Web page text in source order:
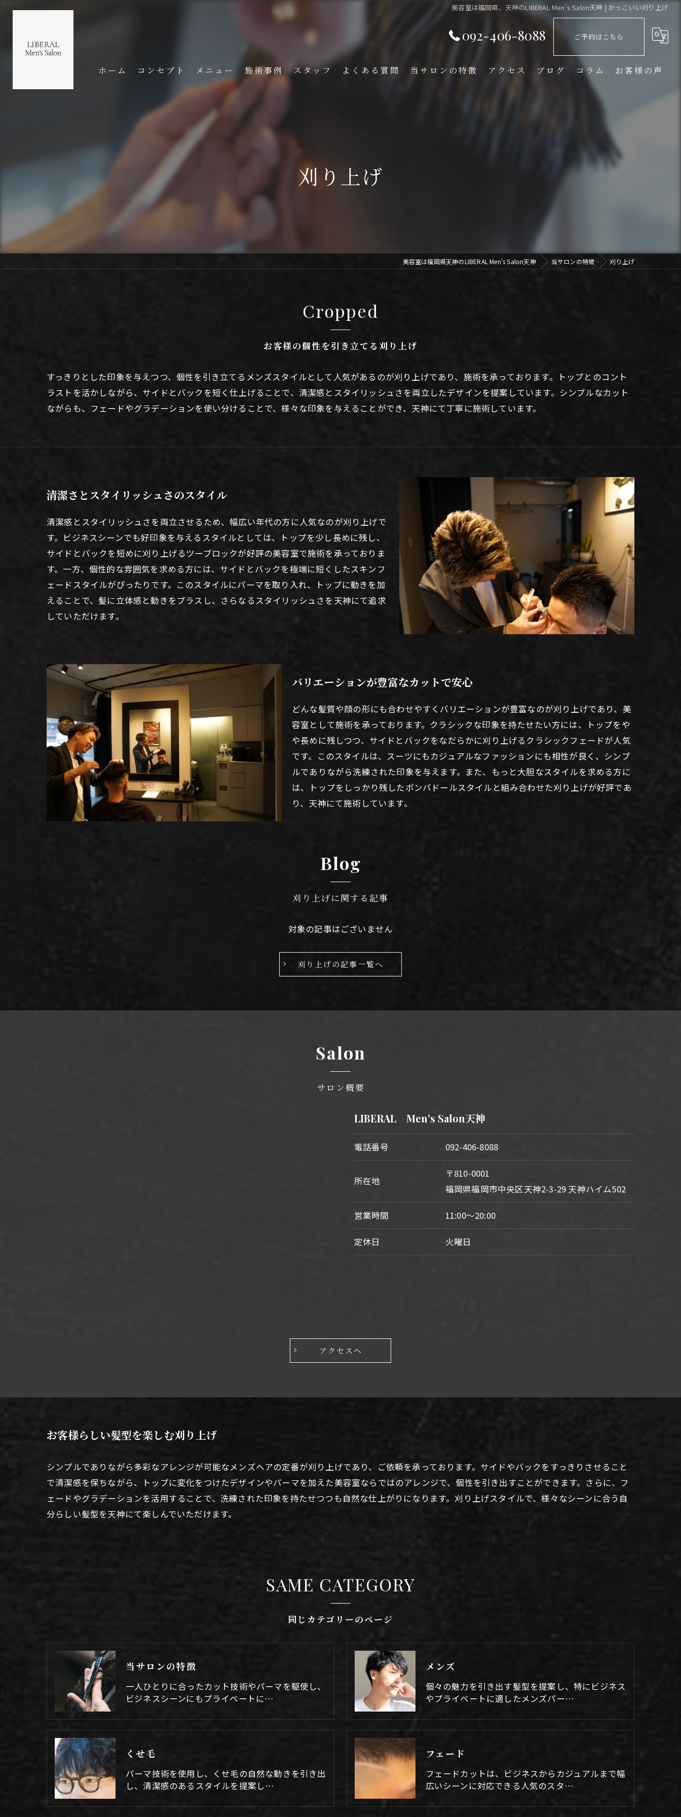
美容室は福岡県、天神のLIBERAL Men's Salon天神 | かっこいい刈り上げ
092-406-8088 ご予約はこちら
ホーム コンセプト メニュー 施術事例 スタッフ よくある質問 当サロンの特徴 アクセス ブログ コラム お客様の声
刈り上げ
美容室は福岡県天神のLIBERAL Men's Salon天神 当サロンの特徴 刈り上げ
お客様の個性を引き立てる刈り上げ
Cropped
すっきりとした印象を与えつつ、個性を引き立てるメンズスタイルとして人気があるのが刈り上げであり、施術を承っております。トップとのコント
ラストを活かしながら、サイドとバックを短く仕上げることで、清潔感とスタイリッシュさを両立したデザインを提案しています。シンプルなカット
ながらも、フェードやグラデーションを使い分けることで、様々な印象を与えることができ、天神にて丁寧に施術しています。
清潔さとスタイリッシュさのスタイル
清潔感とスタイリッシュさを両立させるため、幅広い年代の方に人気なのが刈り上げで
す。ビジネスシーンでも好印象を与えるスタイルとしては、トップを少し長めに残し、
サイドとバックを短めに刈り上げるツーブロックが好評の美容室で施術を承っておりま
す。一方、個性的な雰囲気を求める方には、サイドとバックを極端に短くしたスキンフ
ェードスタイルがぴったりです。このスタイルにパーマを取り入れ、トップに動きを加
えることで、髪に立体感と動きをプラスし、さらなるスタイリッシュさを天神にて追求
していただけます。
バリエーションが豊富なカットで安心
どんな髪質や顔の形にも合わせやすくバリエーションが豊富なのが刈り上げであり、美
容室として施術を承っております。クラシックな印象を持たせたい方には、トップをや
や長めに残しつつ、サイドとバックをなだらかに刈り上げるクラシックフェードが人気
です。このスタイルは、スーツにもカジュアルなファッションにも相性が良く、シンプ
ルでありながら洗練された印象を与えます。また、もっと大胆なスタイルを求める方に
は、トップをしっかり残したポンパドールスタイルと組み合わせた刈り上げが好評であ
り、天神にて施術しています。
Blog
刈り上げに関する記事
対象の記事はございません
刈り上げの記事一覧へ
Salon
サロン概要
LIBERAL Men's Salon天神
電話番号 092-406-8088
所在地
〒810-0001
福岡県福岡市中央区天神2-3-29 天神ハイム502
営業時間 11:00～20:00
定休日 火曜日
アクセスへ
お客様らしい髪型を楽しむ刈り上げ
シンプルでありながら多彩なアレンジが可能なメンズヘアの定番が刈り上げであり、ご依頼を承っております。サイドやバックをすっきりさせること
で清潔感を保ちながら、トップに変化をつけたデザインやパーマを加えた美容室ならではのアレンジで、個性を引き出すことができます。さらに、フ
ェードやグラデーションを活用することで、洗練された印象を持たせつつも自然な仕上がりになります。刈り上げスタイルで、様々なシーンに合う自
分らしい髪型を天神にて楽しんでいただけます。
同じカテゴリーのページ
SAME CATEGORY
当サロンの特徴
一人ひとりに合ったカット技術やパーマを駆使し、
ビジネスシーンにもプライベートに…
メンズ
個々の魅力を引き出す髪型を提案し、特にビジネス
やプライベートに適したメンズパー…
くせ毛
パーマ技術を使用し、くせ毛の自然な動きを引き出
し、清潔感のあるスタイルを提案し…
フェード
フェードカットは、ビジネスからカジュアルまで幅
広いシーンに対応できる人気のスタ…